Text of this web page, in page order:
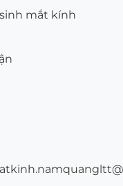
mắt kính